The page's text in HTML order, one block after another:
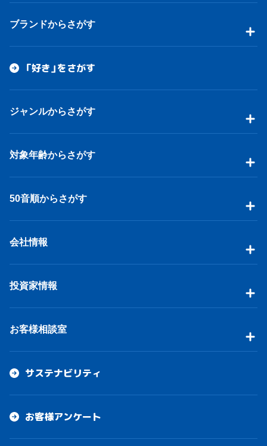
ブランドからさがす
「好き」をさがす
ジャンルからさがす
対象年齢からさがす
50音順からさがす
会社情報
投資家情報
お客様相談室
サステナビリティ
お客様アンケート